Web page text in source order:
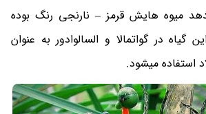
میوه هایش قرمز – نارنجی رنگ بوده
گیاه در گواتمالا و السالوادور به عنوان
استفاده میشود.